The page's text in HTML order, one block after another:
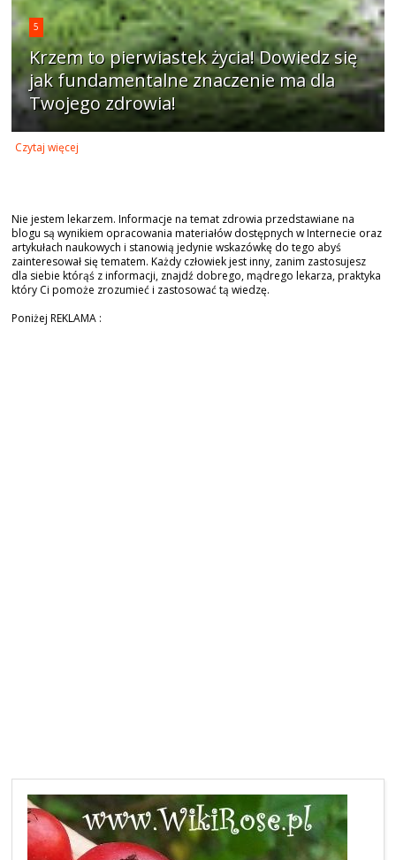
5
Krzem to pierwiastek życia! Dowiedz się
jak fundamentalne znaczenie ma dla
Twojego zdrowia!
Czytaj więcej
Nie jestem lekarzem. Informacje na temat zdrowia przedstawiane na
blogu są wynikiem opracowania materiałów dostępnych w Internecie oraz
artykułach naukowych i stanowią jedynie wskazówkę do tego abyś
zainteresował się tematem. Każdy człowiek jest inny, zanim zastosujesz
dla siebie którąś z informacji, znajdź dobrego, mądrego lekarza, praktyka
który Ci pomoże zrozumieć i zastosować tą wiedzę.
Poniżej REKLAMA :